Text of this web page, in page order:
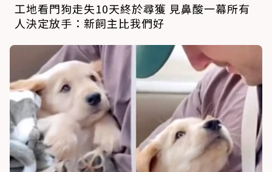
工地看門狗走失10天終於尋獲 見鼻酸一幕所有
人決定放手：新飼主比我們好